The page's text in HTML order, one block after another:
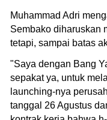
Muhammad Adri
Sembako diharuskan
tetapi, sampai batas
"Saya dengan Bang
sepakat ya, untuk
launching-nya
tanggal 26 Agustus